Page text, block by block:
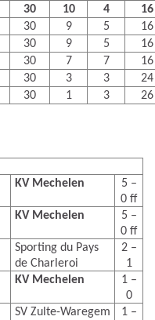
30 10 4 16
30 9 5 16
30 9 5 16
30 7 7 16
30 3 3 24
30 1 3 26
KV Mechelen
5 –
0 ff
KV Mechelen
5 –
0 ff
Sporting du Pays
de Charleroi
2 –
1
KV Mechelen
1 –
0
SV Zulte-Waregem
1 –